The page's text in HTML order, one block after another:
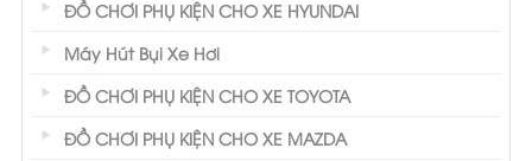
màu tới sẫm màu, dùng để dán trên bề mặt
kính của ô tô, có tác dụng ngăn cản nhiệt
hấp thụ vào trong xe, loại bỏ đến 99% tia UV,
ĐỒ CHƠI PHỤ KIỆN CHO XE HYUNDAI
Máy Hút Bụi Xe Hơi
ĐỒ CHƠI PHỤ KIỆN CHO XE TOYOTA
ĐỒ CHƠI PHỤ KIỆN CHO XE MAZDA